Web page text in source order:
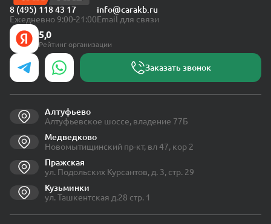
8 (495) 118 43 17
Ежедневно 9:00-21:00
info@carakb.ru
Email для связи
5,0
Рейтинг организации
Заказать звонок
Алтуфьево
Алтуфьевское шоссе, владение 77Б
Медведково
Новомытищинский пр-кт, вл 47, кор 2
Пражская
ул. Подольских Курсантов, д. 3, стр. 29
Кузьминки
ул. Ташкентская д.28 стр. 1